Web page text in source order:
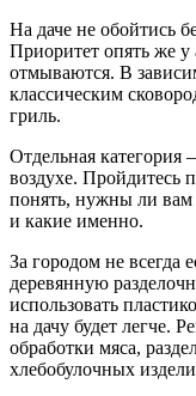
На даче не обойтись
Приоритет опять же у
отмываются. В
классическим
гриль.
Отдельная категория
воздухе. Пройдитесь
понять, нужны ли вам
и какие именно.
За городом не всегда
деревянную
использовать
на дачу будет легче.
обработки мяса,
хлебобулочных